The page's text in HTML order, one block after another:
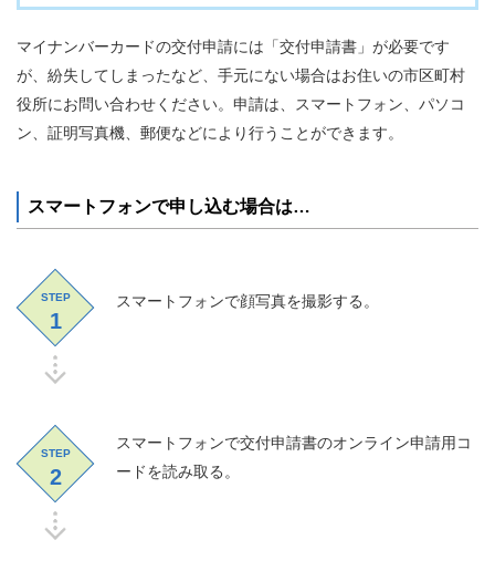
マイナンバーカードの交付申請には「交付申請書」が必要です
が、紛失してしまったなど、手元にない場合はお住いの市区町村
役所にお問い合わせください。申請は、スマートフォン、パソコ
ン、証明写真機、郵便などにより行うことができます。
スマートフォンで申し込む場合は…
STEP
1
スマートフォンで顔写真を撮影する。
STEP
2
スマートフォンで交付申請書のオンライン申請用コ
ードを読み取る。